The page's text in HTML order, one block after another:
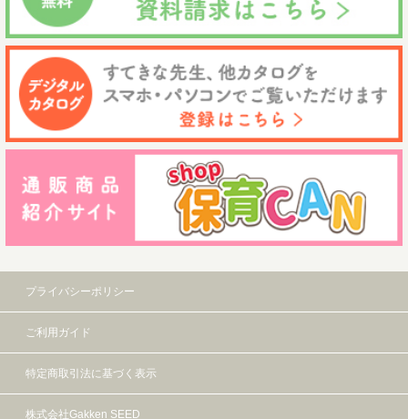
プライバシーポリシー
ご利用ガイド
特定商取引法に基づく表示
株式会社Gakken SEED